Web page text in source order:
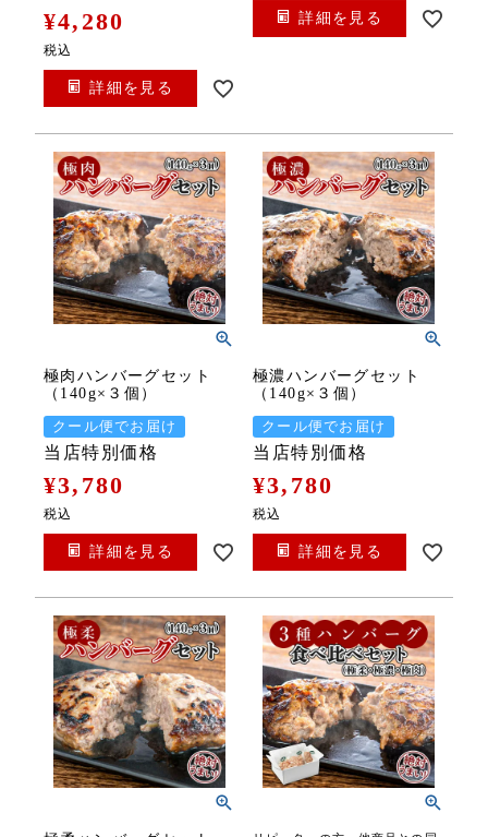
¥4,280
税込
詳細を見る
詳細を見る
極肉ハンバーグセット
（140g×３個）
クール便でお届け
当店特別価格
¥3,780
税込
詳細を見る
極濃ハンバーグセット
（140g×３個）
クール便でお届け
当店特別価格
¥3,780
税込
詳細を見る